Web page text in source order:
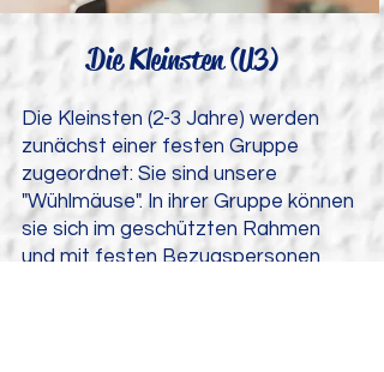
Die Kleinsten (U3)
Die Kleinsten (2-3 Jahre) werden
zunächst einer festen Gruppe
zugeordnet: Sie sind unsere
"Wühlmäuse". In ihrer Gruppe können
sie sich im geschützten Rahmen
und mit festen Bezugspersonen